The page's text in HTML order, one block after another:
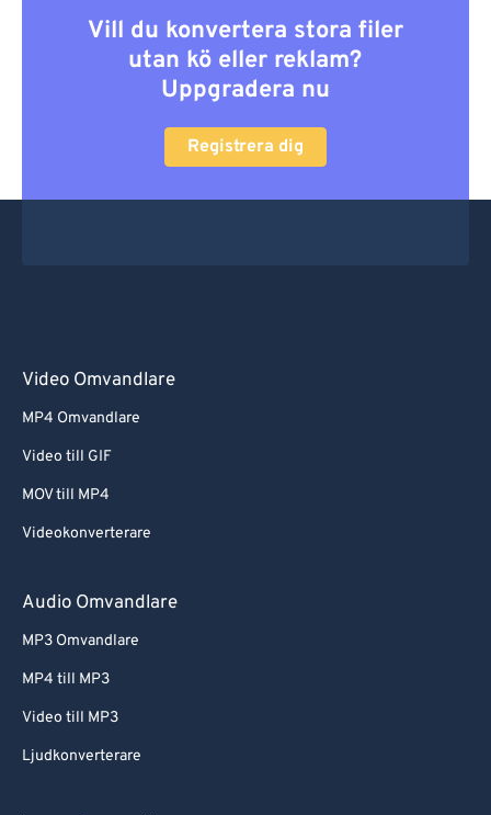
Vill du konvertera stora filer
utan kö eller reklam?
Uppgradera nu
Registrera dig
Video Omvandlare
MP4 Omvandlare
Video till GIF
MOV till MP4
Videokonverterare
Audio Omvandlare
MP3 Omvandlare
MP4 till MP3
Video till MP3
Ljudkonverterare